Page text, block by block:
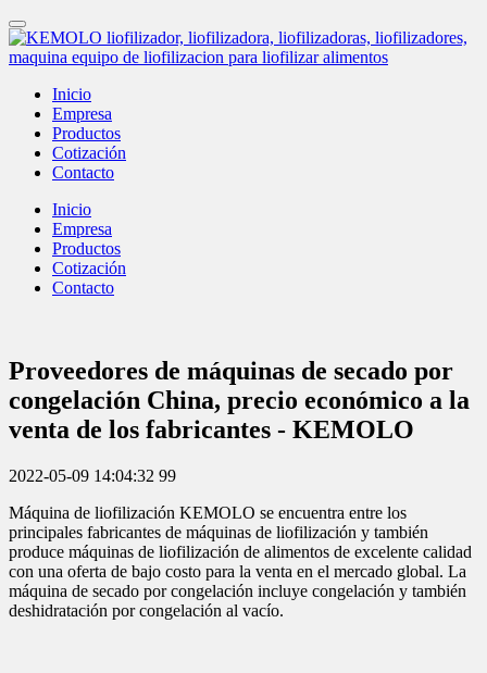
Inicio
Empresa
Productos
Cotización
Contacto
Inicio
Empresa
Productos
Cotización
Contacto
Proveedores de máquinas de secado por
congelación China, precio económico a la
venta de los fabricantes - KEMOLO
2022-05-09 14:04:32 99
Máquina de liofilización KEMOLO se encuentra entre los
principales fabricantes de máquinas de liofilización y también
produce máquinas de liofilización de alimentos de excelente calidad
con una oferta de bajo costo para la venta en el mercado global. La
máquina de secado por congelación incluye congelación y también
deshidratación por congelación al vacío.